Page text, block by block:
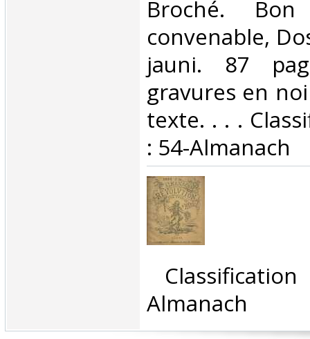
Broché.
convenable,
jauni. 87
gravures en
texte. . . .
: 54-Almanach‎
Almanach‎